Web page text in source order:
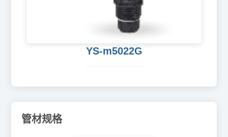
YS-m5022G
管材规格